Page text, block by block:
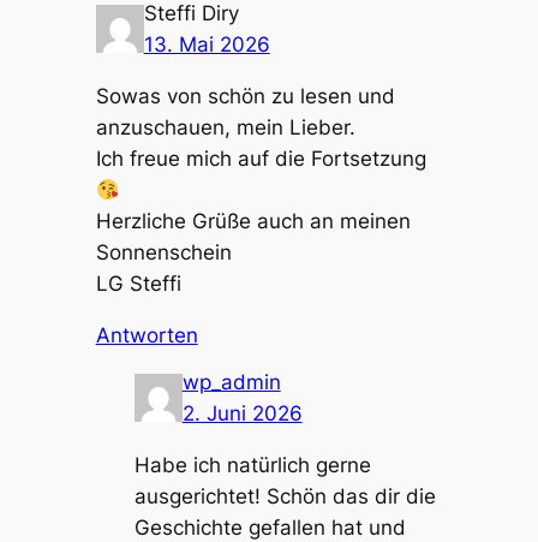
Steffi Diry
13. Mai 2026
Sowas von schön zu lesen und
anzuschauen, mein Lieber.
Ich freue mich auf die Fortsetzung
Herzliche Grüße auch an meinen
Sonnenschein
LG Steffi
Antworten
wp_admin
2. Juni 2026
Habe ich natürlich gerne
ausgerichtet! Schön das dir die
Geschichte gefallen hat und